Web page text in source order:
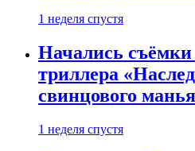
1 неделя спустя
Начались съёмки
триллера
свинцового
1 неделя спустя